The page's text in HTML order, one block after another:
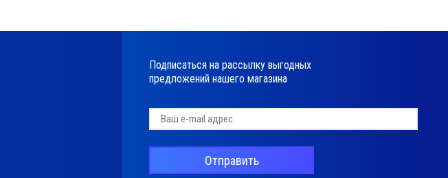
Подписаться на рассылку выгодных
предложений нашего магазина
Отправить